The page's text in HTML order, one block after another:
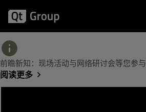
前瞻新知：现场活动与网络研讨会等您参与
阅读更多